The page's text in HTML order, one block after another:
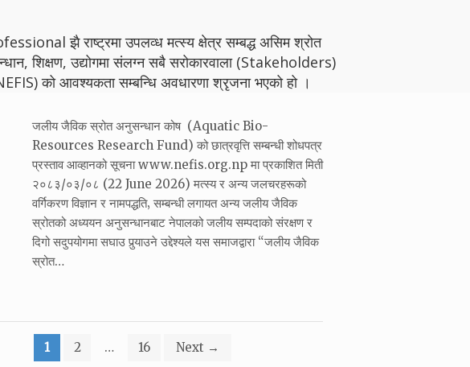
झै राष्ट्रमा उपलव्ध मत्स्य क्षेत्र सम्बद्ध असिम श्रोत
शिक्षण, उद्योगमा संलग्न सबै सरोकारवाला (Stakeholders)
को आवश्यकता सम्बन्धि अवधारणा श्रृजना भएको हो ।
जलीय जैविक स्रोत अनुसन्धान कोष (Aquatic Bio-
Resources Research Fund) को छात्रवृत्ति सम्बन्धी शोधपत्र
प्रस्ताव आव्हानको सूचना www.nefis.org.np मा प्रकाशित मिती
२०८३/०३/०८ (22 June 2026) मत्स्य र अन्य जलचरहरूको
वर्गिकरण विज्ञान र नामपद्धति‚ सम्बन्धी लगायत अन्य जलीय जैविक
स्रोतको अध्ययन अनुसन्धानबाट नेपालको जलीय सम्पदाको संरक्षण र
दिगो सदुपयोगमा सघाउ पुर्‍याउने उद्देश्यले यस समाजद्वारा “जलीय जैविक
स्रोत…
1 2 … 16 Next →